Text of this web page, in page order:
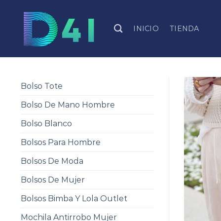
content
INICIO TIENDA
Bolso Tote
Bolso De Mano Hombre
Bolso Blanco
Bolsos Para Hombre
Bolsos De Moda
Bolsos De Mujer
Bolsos Bimba Y Lola Outlet
Mochila Antirrobo Mujer